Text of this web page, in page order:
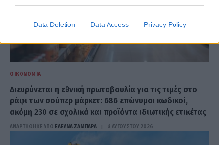
Data Deletion Data Access Privacy Policy
ΟΙΚΟΝΟΜΊΑ
Διευρύνεται η εθνική πρωτοβουλία για τις τιμές στο
ράφι των σούπερ μάρκετ: 686 επώνυμοι κωδικοί,
ακόμη 230 σε σχολικά και προϊόντα ιδιωτικής ετικέτας
ΑΝΑΡΤΗΘΗΚΕ ΑΠΟ ΕΛΕΑΝΑ ΖΑΜΠΑΡΑ 8 ΑΥΓΟΎΣΤΟΥ 2026